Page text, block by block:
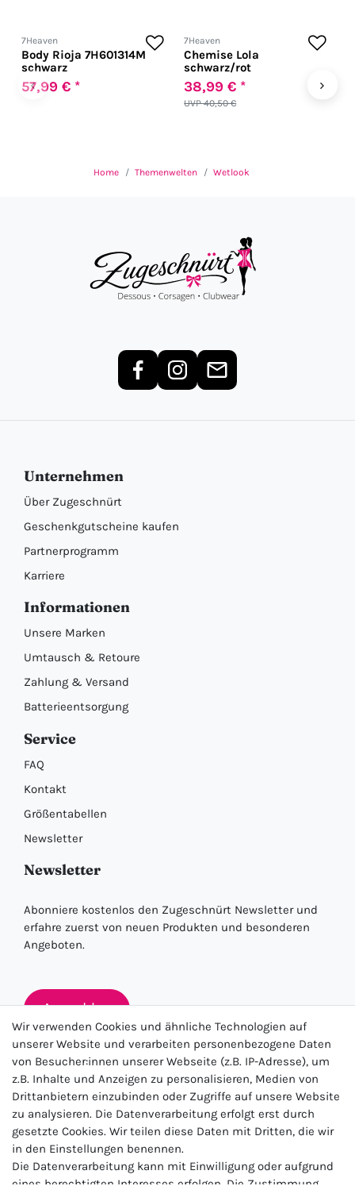
‹
7Heaven
Body Rioja 7H601314M
schwarz
57,99 € *
7Heaven
Chemise Lola
schwarz/rot
UVP 40,50 €
38,99 € * ›
Home Themenwelten Wetlook
Unternehmen
Über Zugeschnürt
Geschenkgutscheine kaufen
Partnerprogramm
Karriere
Informationen
Unsere Marken
Umtausch & Retoure
Zahlung & Versand
Batterieentsorgung
Service
FAQ
Kontakt
Größentabellen
Newsletter
Newsletter
Abonniere kostenlos den Zugeschnürt Newsletter und
erfahre zuerst von neuen Produkten und besonderen
Angeboten.
Anmelden
★★★★★
4.5 / 5.0 (23.143)
Wir verwenden Cookies und ähnliche Technologien auf
unserer Website und verarbeiten personenbezogene Daten
von Besucher:innen unserer Webseite (z.B. IP-Adresse), um
z.B. Inhalte und Anzeigen zu personalisieren, Medien von
Drittanbietern einzubinden oder Zugriffe auf unsere Website
zu analysieren. Die Datenverarbeitung erfolgt erst durch
gesetzte Cookies. Wir teilen diese Daten mit Dritten, die wir
in den Einstellungen benennen.
Die Datenverarbeitung kann mit Einwilligung oder aufgrund